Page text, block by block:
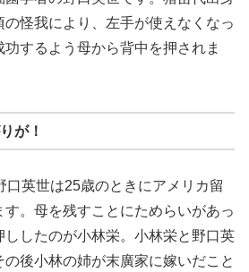
怪我により、左手が使えなくなっ
するよう母から背中を押されま
が！
口英世は25歳のときにアメリカ留
。母を残すことにためらいがあっ
ししたのが小林栄。小林栄と野口英
後小林の姉が末廣家に嫁いだこと